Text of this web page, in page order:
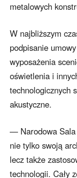
metalowych
W najbliższym
podpisanie
wyposażenia
oświetlenia i
technologicznych
akustyczne.
— Narodowa Sala
nie tylko swoją
lecz także
technologii. Cały